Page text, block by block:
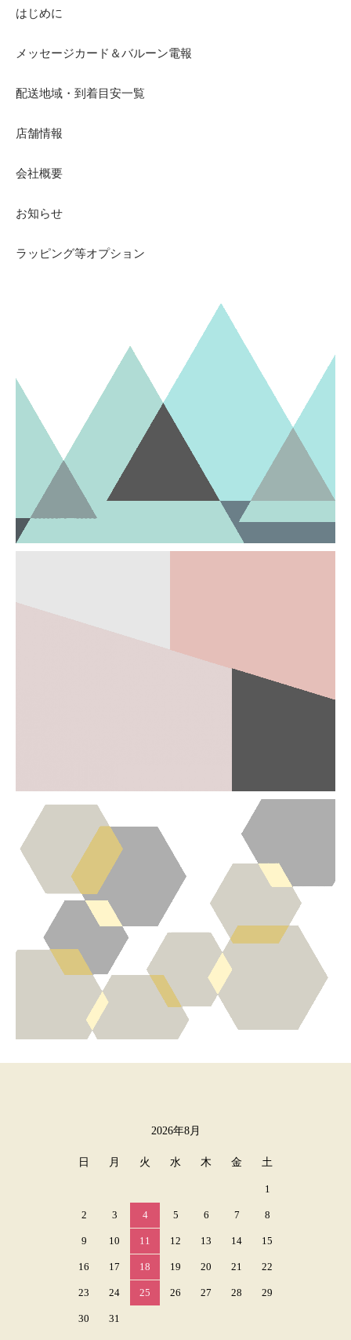
はじめに
メッセージカード＆バルーン電報
配送地域・到着目安一覧
店舗情報
会社概要
お知らせ
ラッピング等オプション
2026年8月
日 月 火 水 木 金 土
1
2 3 4 5 6 7 8
9 10 11 12 13 14 15
16 17 18 19 20 21 22
23 24 25 26 27 28 29
30 31